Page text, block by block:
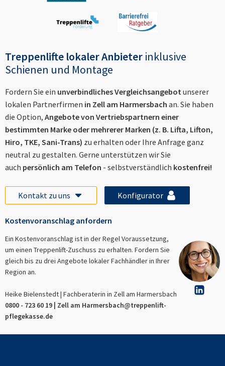
Treppenlifte lokaler Anbieter inklusive
Schienen und Montage
Fordern Sie ein unverbindliches Vergleichsangebotunserer
lokalen Partnerfirmen in Zell am Harmersbach an. Sie haben
die Option, Angebote von Vertriebspartnern einer
bestimmten Marke oder mehrerer Marken (z. B. Lifta, Lifton,
Hiro, TKE, Sani-Trans) zu erhalten oder Ihre Anfrage ganz
neutral zu gestalten. Gerne unterstützen wir Sie
auch persönlich am Telefon - selbstverständlich kostenfrei!
Kontakt zu uns Konfigurator
Kostenvoranschlag anfordern
Ein Kostenvoranschlag ist in der Regel Voraussetzung,
um einen Treppenlift-Zuschuss zu erhalten. Fordern Sie
gleich bis zu drei Angebote lokaler Fachhändler in Ihrer
Region an.
Heike Bielenstedt | Fachberaterin in Zell am Harmersbach
0800 - 723 60 19 | Zell am Harmersbach@treppenlift-
pflegekasse.de